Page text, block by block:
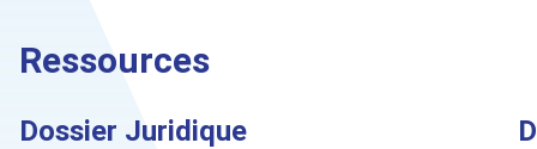
Ressources
Dossier Juridique